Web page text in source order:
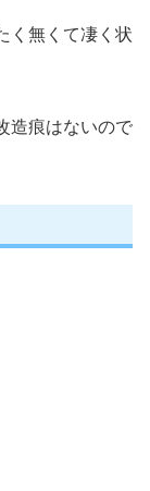
く無くて凄く状
造痕はないので